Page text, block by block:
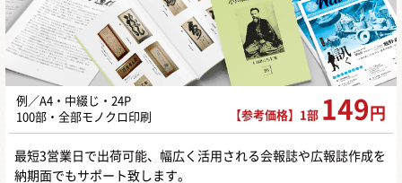
例／A4・中綴じ・24P
100部・全部モノクロ印刷
【参考価格】1部 149 円
最短3営業日で出荷可能、幅広く活用される会報誌や広報誌作成を
納期面でもサポート致します。